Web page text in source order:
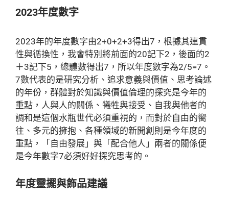
2023年度數字
2023年的年度數字由2+0+2+3得出7，根據其連貫
性與循換性，我會特別將前面的20記下2，後面的2
＋3記下5，總體數得出7，所以年度數字為2/5=7。
7數代表的是研究分析、追求意義與價值、思考論述
的年份，群體對於知識與價值倫理的探究是今年的
重點，人與人的關係、犧牲與接受、自我與他者的
調和是這個水瓶世代必須重視的，而對於自由的嚮
往、多元的擁抱、各種領域的新開創則是今年度的
重點，「自由發展」與「配合他人」兩者的關係便
是今年數字7必須好好探究思考的。
年度靈擺與飾品建議